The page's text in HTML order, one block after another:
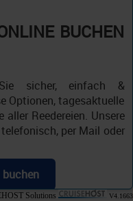
BUCHEN
sicher, einfach &
Optionen, tagesaktuelle
Reedereien. Unsere
per Mail oder
Solutions V4.1663